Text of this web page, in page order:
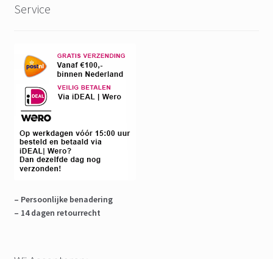
Service
– Persoonlijke benadering
– 14 dagen retourrecht